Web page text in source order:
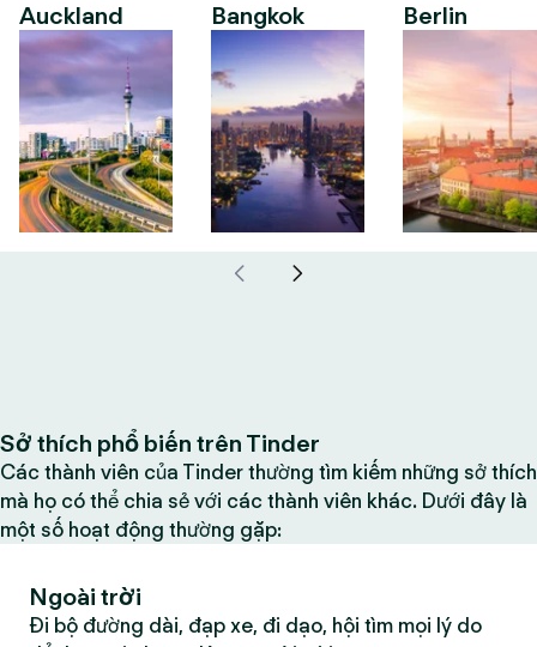
Auckland Bangkok Berlin
Sở thích phổ biến trên Tinder
Các thành viên của Tinder thường tìm kiếm những sở thích
mà họ có thể chia sẻ với các thành viên khác. Dưới đây là
một số hoạt động thường gặp:
Ngoài trời
Đi bộ đường dài, đạp xe, đi dạo, hội tìm mọi lý do